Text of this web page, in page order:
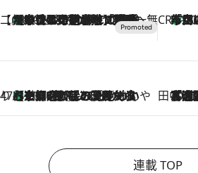
【CREA×星野リゾート】唯一無二。癒しと発見が待つ場所へ
2026.8.7
【トンボの足水浴】ヒノキの香りに包まれて涼感マックス！約13℃の湧水かけ流しを避暑地「星野温泉 トンボの湯」で体験 「立川にも歌舞伎
47都道府県の手みやげ ひんやりスイーツで夏を満喫
2026.8.7
【京都府】この夏絶対食べたい 冷やしておいしいおやつ3選 ひと口目から心を掴む新緑のテリーヌ 田中稲
「湘南乃風に憧れて」観客大盛上がりの“タオル
連載 TOP